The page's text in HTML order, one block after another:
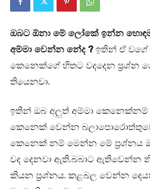
ඔබට ඕනා මේ ලෝකේ ඉන්න
අම්මා වෙන්න නේද ? ඉතින් ඒ වගේ
කෙනෙක්ගේ හිතට වදදෙන ප්‍රශ්න
තියෙනවා.
ඉතින් ඔබ අලුත් අම්මා කෙනෙක්නම්
කෙනෙක් වෙන්න
කෙනෙක් නම් මෙන්න මේ ප්‍රශ්නය
වද දෙනවා ඇති.බබාට ඇතිවෙන්න
කියන ප්‍රශ්නය. කළබල වෙන්න